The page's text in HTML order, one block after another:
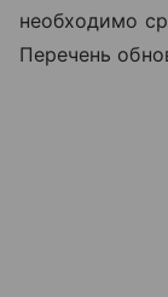
необходимо
Перечень